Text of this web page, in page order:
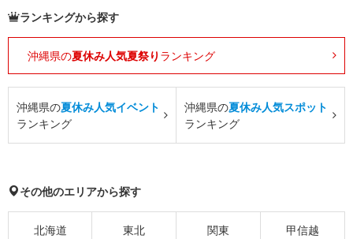
ランキングから探す
沖縄県の夏休み人気夏祭り ランキング
沖縄県の夏休み人気イベント
ランキング
沖縄県の夏休み人気スポット
ランキング
その他のエリアから探す
北海道 東北 関東 甲信越